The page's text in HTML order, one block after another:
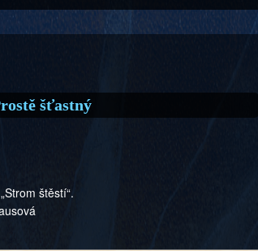
šťastný
štěstí“.